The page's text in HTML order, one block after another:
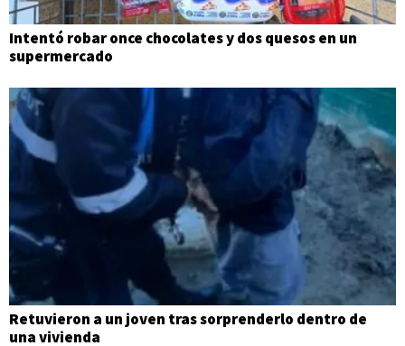
Intentó robar once chocolates y dos quesos en un
supermercado
Retuvieron a un joven tras sorprenderlo dentro de
una vivienda